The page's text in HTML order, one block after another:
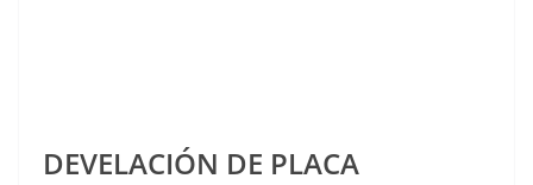
DEVELACIÓN DE PLACA